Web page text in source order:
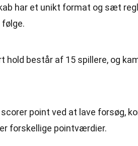
har et unikt format og sæt
hold består af 15 spillere, og
point ved at lave forsøg,
forskellige pointværdier.